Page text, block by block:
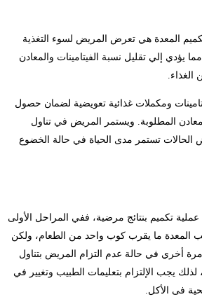
المعدة هي تعرض المريض لسوء التغذية
يؤدي إلي تقليل نسبة الفيتامينات والمعادن
الغذاء.
ومكملات غذائية تعويضية لضمان حصول
المطلوبة. ويستمر المريض في تناول
الحالات تستمر مدى الحياة في حالة الخضوع
تكميم بنتائج مرضية، ففي المراحل الأولى
المعدة ما يقرب كوب واحد من الطعام، ولكن
أخري في حالة عدم التزام المريض بتناول
يجب الإلتزام بتعليمات الطبيب وتغيير في
فى الأكل.